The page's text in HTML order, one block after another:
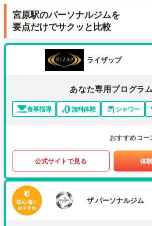
宮原駅のパーソナルジムを
要点だけでサクッと比較
ライザップ
あなた専用プログラ
食事指導 無料体験 シャワー
おすすめコー
公式サイトで見る 体
ザ パーソナルジム